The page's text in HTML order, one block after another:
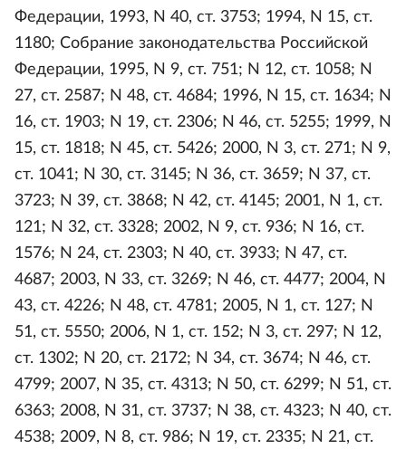
Федерации, 1993, N 40, ст. 3753; 1994, N 15, ст.
1180; Собрание законодательства Российской
Федерации, 1995, N 9, ст. 751; N 12, ст. 1058; N
27, ст. 2587; N 48, ст. 4684; 1996, N 15, ст. 1634; N
16, ст. 1903; N 19, ст. 2306; N 46, ст. 5255; 1999, N
15, ст. 1818; N 45, ст. 5426; 2000, N 3, ст. 271; N 9,
ст. 1041; N 30, ст. 3145; N 36, ст. 3659; N 37, ст.
3723; N 39, ст. 3868; N 42, ст. 4145; 2001, N 1, ст.
121; N 32, ст. 3328; 2002, N 9, ст. 936; N 16, ст.
1576; N 24, ст. 2303; N 40, ст. 3933; N 47, ст.
4687; 2003, N 33, ст. 3269; N 46, ст. 4477; 2004, N
43, ст. 4226; N 48, ст. 4781; 2005, N 1, ст. 127; N
51, ст. 5550; 2006, N 1, ст. 152; N 3, ст. 297; N 12,
ст. 1302; N 20, ст. 2172; N 34, ст. 3674; N 46, ст.
4799; 2007, N 35, ст. 4313; N 50, ст. 6299; N 51, ст.
6363; 2008, N 31, ст. 3737; N 38, ст. 4323; N 40, ст.
4538; 2009, N 8, ст. 986; N 19, ст. 2335; N 21, ст.